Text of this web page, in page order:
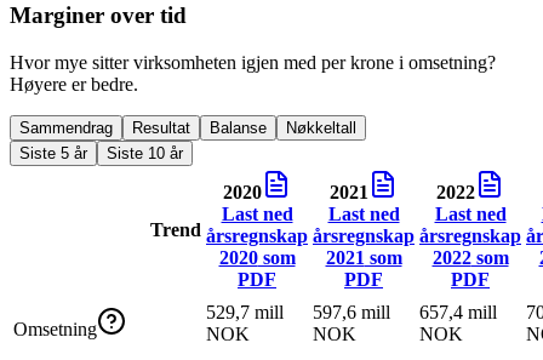
Marginer over tid
Hvor mye sitter virksomheten igjen med per krone i omsetning?
Høyere er bedre.
Sammendrag Resultat Balanse
Nøkkeltall
Siste 5 år
Siste 10 år
Trend
2020
Last ned
årsregnskap
2020som
PDF
2021
Last ned
årsregnskap
2021 som
PDF
2022
Last ned
årsregnskap
2022som
PDF
Omsetning
529,7 mill
NOK
597,6 mill
NOK
657,4 mill
NOK